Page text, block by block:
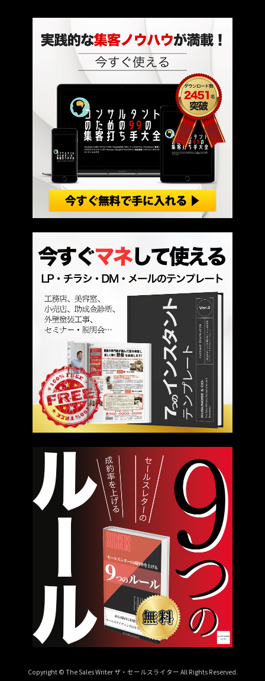
Copyright © The Sales Writer ザ・セールスライター All Rights Reserved.